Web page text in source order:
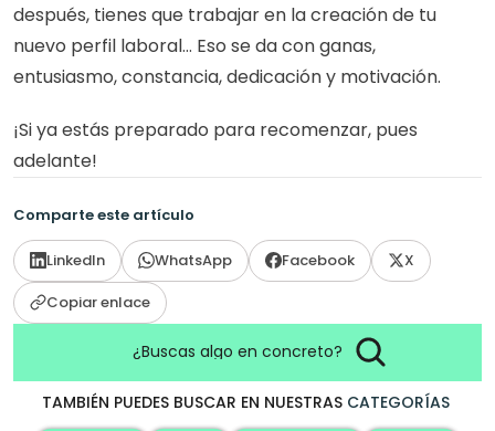
después, tienes que trabajar en la creación de tu
nuevo perfil laboral… Eso se da con ganas,
entusiasmo, constancia, dedicación y motivación.
¡Si ya estás preparado para recomenzar, pues
adelante!
Comparte este artículo
LinkedIn WhatsApp Facebook
X
Copiar enlace
¿Buscas algo en concreto?
TAMBIÉN PUEDES BUSCAR EN NUESTRAS CATEGORÍAS